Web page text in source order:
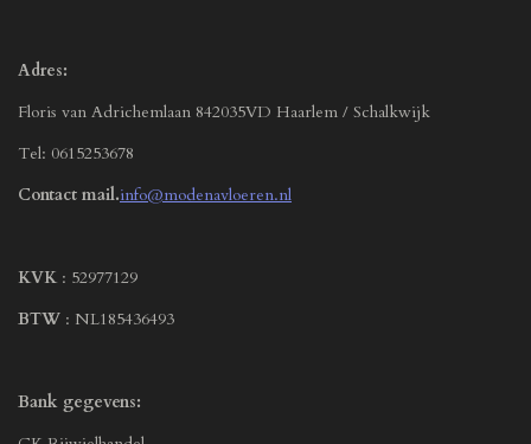
Adres:
Floris van Adrichemlaan 842035VD Haarlem / Schalkwijk
Tel: 0615253678
Contact mail.info@modenavloeren.nl
KVK : 52977129
BTW : NL185436493
Bank gegevens: